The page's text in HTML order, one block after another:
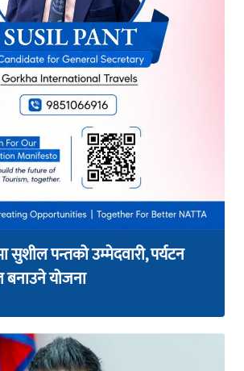
सुशील पन्तको उम्मेदवारी, पर्यटन
बनाउने योजना